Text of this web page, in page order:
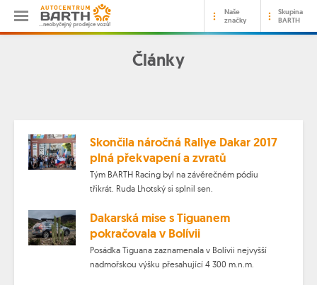
…neobyčejný prodejce vozů!
Naše
značky
Skupina
BARTH
Články
Skončila náročná Rallye Dakar 2017
plná překvapení a zvratů
Tým BARTH Racing byl na závěrečném pódiu
třikrát. Ruda Lhotský si splnil sen.
Dakarská mise s Tiguanem
pokračovala v Bolívii
Posádka Tiguana zaznamenala v Bolívii nejvyšší
nadmořskou výšku přesahující 4 300 m.n.m.